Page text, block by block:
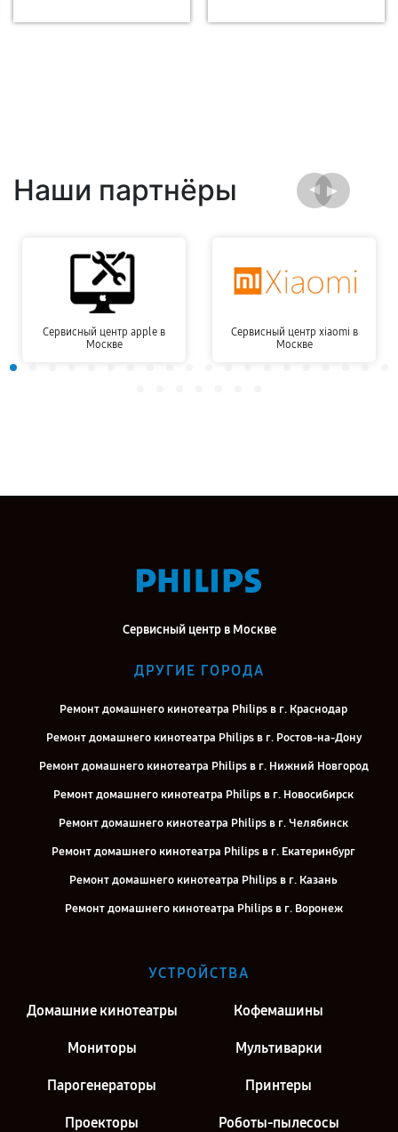
Наши партнёры
Сервисный центр apple в
Москве
Сервисный центр xiaomi в
Москве
Сервисный центр в Москве
ДРУГИЕ ГОРОДА
Ремонт домашнего кинотеатра Philips в г. Краснодар
Ремонт домашнего кинотеатра Philips в г. Ростов-на-Дону
Ремонт домашнего кинотеатра Philips в г. Нижний Новгород
Ремонт домашнего кинотеатра Philips в г. Новосибирск
Ремонт домашнего кинотеатра Philips в г. Челябинск
Ремонт домашнего кинотеатра Philips в г. Екатеринбург
Ремонт домашнего кинотеатра Philips в г. Казань
Ремонт домашнего кинотеатра Philips в г. Воронеж
Ремонт домашнего кинотеатра Philips в г. Киров
УСТРОЙСТВА
Домашние кинотеатры Кофемашины
Мониторы Мультиварки
Парогенераторы Принтеры
Проекторы Роботы-пылесосы